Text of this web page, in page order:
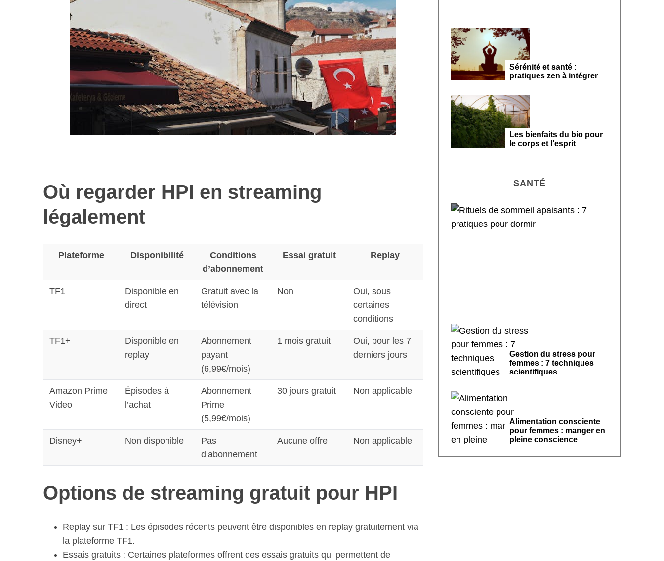
Où regarder HPI en streaming
légalement
Plateforme Disponibilité
Conditions
d’abonnement
Essai gratuit Replay
TF1
Disponible en
direct
Gratuit avec la
télévision
Non
Oui, sous
certaines
conditions
TF1+
Disponible en
replay
Abonnement
payant
(6,99€/mois)
1 mois gratuit
Oui, pour les 7
derniers jours
Amazon Prime
Video
Épisodes à
l’achat
Abonnement
Prime
(5,99€/mois)
30 jours gratuit Non applicable
Disney+ Non disponible
Pas
d’abonnement
Aucune offre Non applicable
Options de streaming gratuit pour HPI
Replay sur TF1 : Les épisodes récents peuvent être disponibles en replay gratuitement via
la plateforme TF1.
Essais gratuits : Certaines plateformes offrent des essais gratuits qui permettent de
Sérénité et santé :
pratiques zen à intégrer
Les bienfaits du bio pour
le corps et l’esprit
SANTÉ
Gestion du stress pour
femmes : 7 techniques
scientifiques
Alimentation consciente
pour femmes : manger en
pleine conscience
S
e
r
h
f